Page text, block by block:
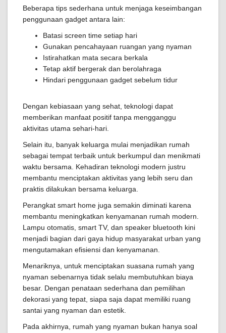
Beberapa tips sederhana untuk menjaga keseimbangan
penggunaan gadget antara lain:
Batasi screen time setiap hari
Gunakan pencahayaan ruangan yang nyaman
Istirahatkan mata secara berkala
Tetap aktif bergerak dan berolahraga
Hindari penggunaan gadget sebelum tidur
Dengan kebiasaan yang sehat, teknologi dapat
memberikan manfaat positif tanpa mengganggu
aktivitas utama sehari-hari.
Selain itu, banyak keluarga mulai menjadikan rumah
sebagai tempat terbaik untuk berkumpul dan menikmati
waktu bersama. Kehadiran teknologi modern justru
membantu menciptakan aktivitas yang lebih seru dan
praktis dilakukan bersama keluarga.
Perangkat smart home juga semakin diminati karena
membantu meningkatkan kenyamanan rumah modern.
Lampu otomatis, smart TV, dan speaker bluetooth kini
menjadi bagian dari gaya hidup masyarakat urban yang
mengutamakan efisiensi dan kenyamanan.
Menariknya, untuk menciptakan suasana rumah yang
nyaman sebenarnya tidak selalu membutuhkan biaya
besar. Dengan penataan sederhana dan pemilihan
dekorasi yang tepat, siapa saja dapat memiliki ruang
santai yang nyaman dan estetik.
Pada akhirnya, rumah yang nyaman bukan hanya soal